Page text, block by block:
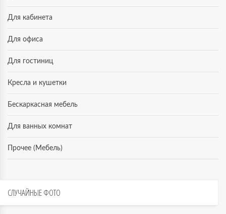
Для кабинета
Для офиса
Для гостиниц
Кресла и кушетки
Бескаркасная мебель
Для ванных комнат
Прочее (Мебель)
СЛУЧАЙНЫЕФОТО